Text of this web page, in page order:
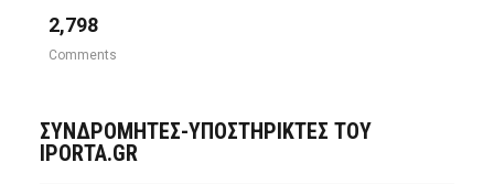
2,798
Comments
ΣΥΝΔΡΟΜΗΤΈΣ-ΥΠΟΣΤΗΡΙΚΤΈΣ ΤΟΥ
IPORTA.GR